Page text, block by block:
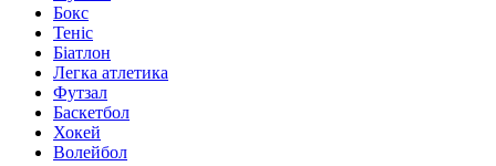
Бокс
Теніс
Біатлон
Легка атлетика
Футзал
Баскетбол
Хокей
Волейбол